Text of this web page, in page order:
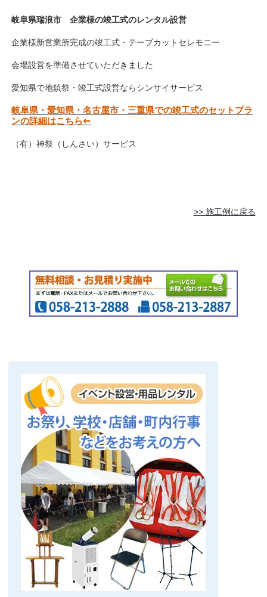
岐阜県瑞浪市 企業様の竣工式のレンタル設営
企業様新営業所完成の竣工式・テープカットセレモニー
会場設営を準備させていただきました
愛知県で地鎮祭・竣工式設営ならシンサイサービス
岐阜県・愛知県・名古屋市・三重県での竣工式のセットプラ
ンの詳細はこちら⇐
（有）神祭（しんさい）サービス
>> 施工例に戻る